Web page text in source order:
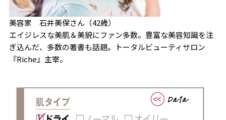
美容家 石井美保さん（42歳）
エイジレスな美肌＆美貌にファン多数。豊富な美容知識を注
ぎ込んだ、多数の著書も話題。トータルビューティサロン
『Riche』主宰。